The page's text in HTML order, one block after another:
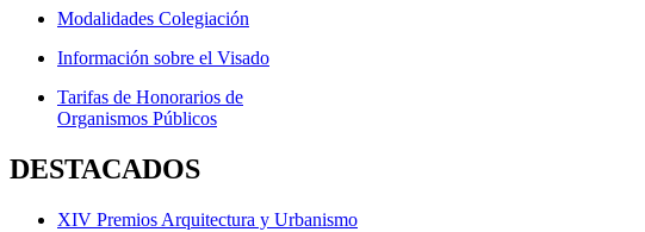
Modalidades Colegiación
Información sobre el Visado
Tarifas de Honorarios de
Organismos Públicos
DESTACADOS
XIV Premios Arquitectura y Urbanismo